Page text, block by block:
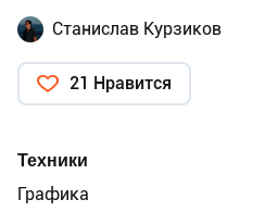
Станислав Курзиков
21 Нравится
Техники
Графика